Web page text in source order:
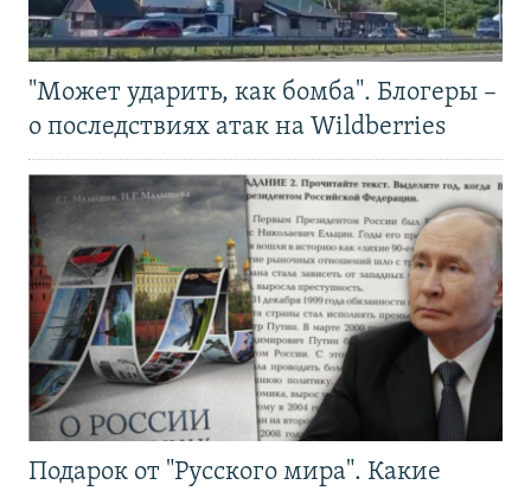
"Может ударить, как бомба". Блогеры –
о последствиях атак на Wildberries
Подарок от "Русского мира". Какие